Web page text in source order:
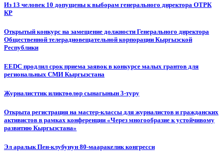
Из 13 человек 10 допущены к выборам генерального директора ОТРК
КР
Открытый конкурс на замещение должности Генерального директора
Общественной телерадиовещательной корпорации Кыргызской
Республики
EEDC продлил срок приема заявок в конкурсе малых грантов для
региональных СМИ Кыргызстана
Журналисттик иликтөөлөр сынагынын 3-туру
Открыта регистрация на мастер-классы для журналистов и гражданских
активистов в рамках конференции «Через многообразие к устойчивому
развитию Кыргызстана»
Эл аралык Пен-клубунун 80-мааракелик конгресси